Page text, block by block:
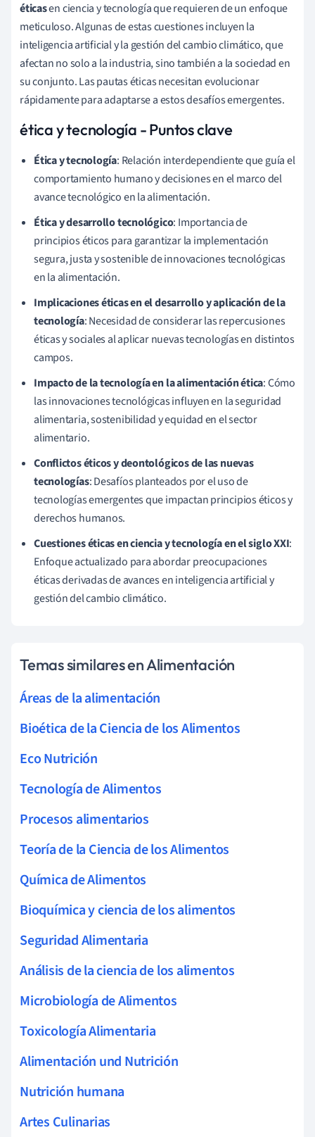
éticasen ciencia y tecnología que requieren de un enfoque
meticuloso. Algunas de estas cuestiones incluyen la
inteligencia artificial y la gestión del cambio climático, que
afectan no solo a la industria, sino también a la sociedad en
su conjunto. Las pautas éticas necesitan evolucionar
rápidamente para adaptarse a estos desafíos emergentes.
ética y tecnología - Puntos clave
Ética y tecnología: Relación interdependiente que guía el
comportamiento humano y decisiones en el marco del
avance tecnológico en la alimentación.
Ética y desarrollo tecnológico: Importancia de
principios éticos para garantizar la implementación
segura, justa y sostenible de innovaciones tecnológicas
en la alimentación.
Implicaciones éticas en el desarrollo y aplicación de la
tecnología: Necesidad de considerar las repercusiones
éticas y sociales al aplicar nuevas tecnologías en distintos
campos.
Impacto de la tecnología en la alimentación ética: Cómo
las innovaciones tecnológicas influyen en la seguridad
alimentaria, sostenibilidad y equidad en el sector
alimentario.
Conflictos éticos y deontológicos de las nuevas
tecnologías: Desafíos planteados por el uso de
tecnologías emergentes que impactan principios éticos y
derechos humanos.
Cuestiones éticas en ciencia y tecnología en el siglo XXI:
Enfoque actualizado para abordar preocupaciones
éticas derivadas de avances en inteligencia artificial y
gestión del cambio climático.
Temas similares en Alimentación
Áreas de la alimentación
Bioética de la Ciencia de los Alimentos
Eco Nutrición
Tecnología de Alimentos
Procesos alimentarios
Teoría de la Ciencia de los Alimentos
Química de Alimentos
Bioquímica y ciencia de los alimentos
Seguridad Alimentaria
Análisis de la ciencia de los alimentos
Microbiología de Alimentos
Toxicología Alimentaria
Alimentación und Nutrición
Nutrición humana
Artes Culinarias